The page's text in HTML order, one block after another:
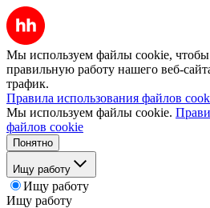
Мы используем файлы cookie, чтобы
правильную работу нашего веб-
трафик.
Правила использования файлов
Мы используем файлы cookie.
файлов cookie
Понятно
Ищу работу
Ищу работу
Ищу работу